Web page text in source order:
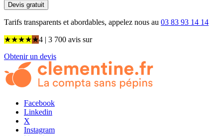
Devis gratuit
Tarifs transparents et abordables, appelez nous au 03 83 93 14 14
★★★★★4 | 3 700 avis sur
Obtenir un devis
Facebook
Linkedin
X
Instagram